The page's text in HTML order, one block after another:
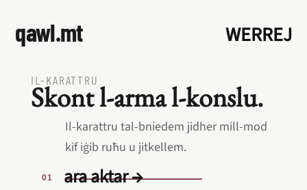
qawl.mt WERREJ
IL‑KARATTRU
Skont l‑arma l‑konslu.
Il‑karattru tal‑bniedem jidher mill‑mod
kif iġib ruħu u jitkellem.
ara aktar →